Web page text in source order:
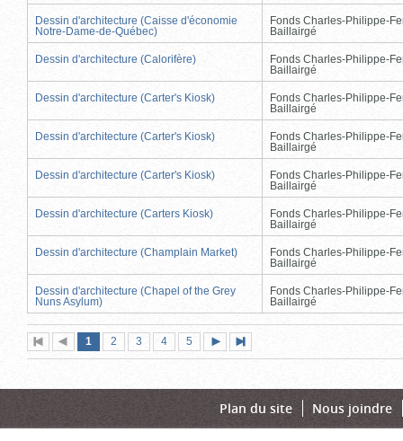
Dessin d'architecture (Caisse d'économie
Notre-Dame-de-Québec)
Fonds Charles-Philippe-
Baillairgé
Dessin d'architecture (Calorifère)
Fonds Charles-Philippe-
Baillairgé
Dessin d'architecture (Carter's Kiosk)
Fonds Charles-Philippe-
Baillairgé
Dessin d'architecture (Carter's Kiosk)
Fonds Charles-Philippe-
Baillairgé
Dessin d'architecture (Carter's Kiosk)
Fonds Charles-Philippe-
Baillairgé
Dessin d'architecture (Carters Kiosk)
Fonds Charles-Philippe-
Baillairgé
Dessin d'architecture (Champlain Market)
Fonds Charles-Philippe-
Baillairgé
Dessin d'architecture (Chapel of the Grey
Nuns Asylum)
Fonds Charles-Philippe-
Baillairgé
Première
page
Page
précédente
Page
1 (page
actuelle)
Page
2 Page
3 Page
4 Page
5
suivante
page
Plan du site Nous joindre